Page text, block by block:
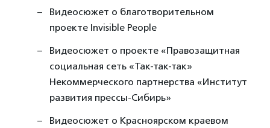
Видеосюжет о благотворительном
проекте Invisible People
Видеосюжет о проекте «Правозащитная
социальная сеть «Так-так-так»
Некоммерческого партнерства «Институт
развития прессы-Сибирь»
Видеосюжет о Красноярском краевом